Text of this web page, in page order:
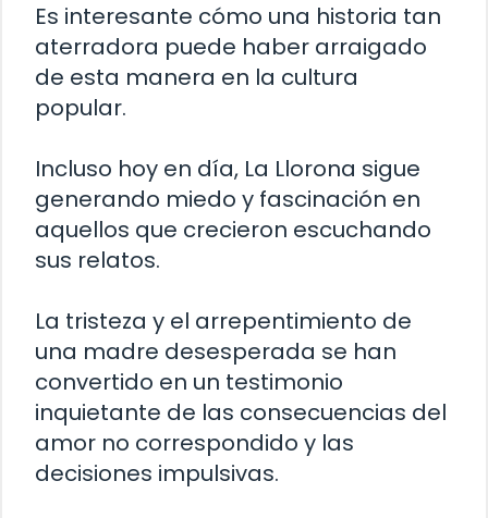
Es interesante cómo una historia tan
aterradora puede haber arraigado
de esta manera en la cultura
popular.
Incluso hoy en día, La Llorona sigue
generando miedo y fascinación en
aquellos que crecieron escuchando
sus relatos.
La tristeza y el arrepentimiento de
una madre desesperada se han
convertido en un testimonio
inquietante de las consecuencias del
amor no correspondido y las
decisiones impulsivas.